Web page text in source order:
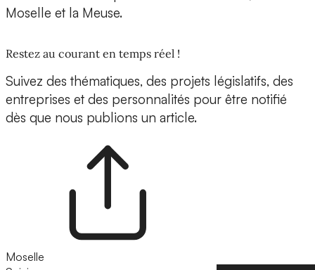
Moselle et la Meuse.
Restez au courant en temps réel !
Suivez des thématiques, des projets législatifs, des
entreprises et des personnalités pour être notifié
dès que nous publions un article.
Moselle